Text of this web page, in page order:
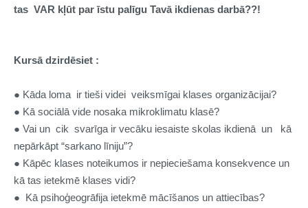
tas VAR kļūt par īstu palīgu Tavā ikdienas darbā??!
Kursā dzirdēsiet :
● Kāda loma ir tieši videi veiksmīgai klases organizācijai?
● Kā sociālā vide nosaka mikroklimatu klasē?
● Vai un cik svarīga ir vecāku iesaiste skolas ikdienā un kā
nepārkāpt “sarkano līniju”?
● Kāpēc klases noteikumos ir nepieciešama konsekvence un
kā tas ietekmē klases vidi?
● Kā psihoģeogrāfija ietekmē mācīšanos un attiecības?